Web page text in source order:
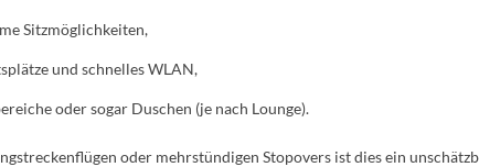
Sitzmöglichkeiten,
und schnelles WLAN,
oder sogar Duschen (je nach Lounge).
oder mehrstündigen Stopovers ist dies ein